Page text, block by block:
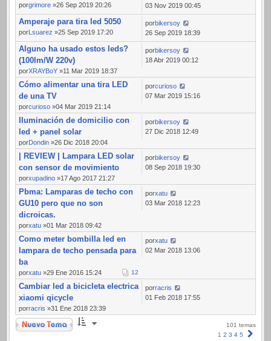
porgrimore »26 Sep 2019 20:26
03 Nov 2019 00:45
Amperaje para tira led 5050
porLsuarez »25 Sep 2019 17:20
porbikersoy
26 Sep 2019 18:39
Alguno ha usado estos leds?
(100lm/W 220v)
porXRAYBoY »11 Mar 2019 18:37
porbikersoy
18 Abr 2019 00:12
Cómo alimentar una tira LED
de una TV
porcurioso »04 Mar 2019 21:14
porcurioso
07 Mar 2019 15:16
Iluminación de domicilio con
led + panel solar
porDondin »26 Dic 2018 20:04
porbikersoy
27 Dic 2018 12:49
| REVIEW | Lampara LED solar
con sensor de movimiento
porxupadino »17 Ago 2017 21:27
porbikersoy
08 Sep 2018 19:30
Pbma: Lamparas de techo con
GU10 pero que no son
dicroicas.
porxatu »01 Mar 2018 09:42
porxatu
03 Mar 2018 12:23
Como meter bombilla led en
lampara de techo pensada para
ba
porxatu »29 Ene 2016 15:24 12
porxatu
02 Mar 2018 13:06
Cambiar led a bicicleta electrica
xiaomi qicycle
porracris »31 Ene 2018 23:39
porracris
01 Feb 2018 17:55
Nuevo Tema
101 temas
1 2 3 4 5